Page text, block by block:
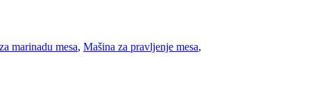
marinadu mesa, Mašina za pravljenje mesa,